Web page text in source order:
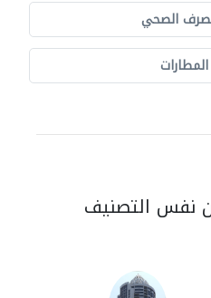
الصحي
المطارات
نفس التصنيف